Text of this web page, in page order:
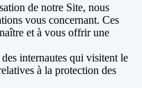
de notre Site, nous
vous concernant. Ces
et à vous offrir une
internautes qui visitent le
à la protection des